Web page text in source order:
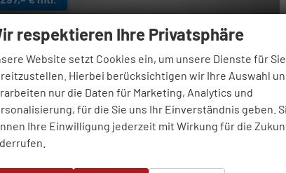
respektieren Ihre Privatsphäre
Website setzt Cookies ein, um unsere Dienste für Sie
Hierbei berücksichtigen wir Ihre Auswahl
nur die Daten für Marketing, Analytics und
für die Sie uns Ihr Einverständnis geben.
Ihre Einwilligung jederzeit mit Wirkung für die